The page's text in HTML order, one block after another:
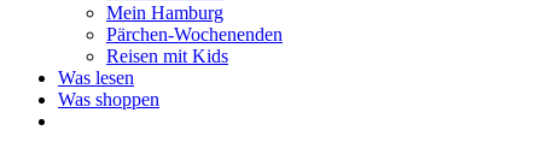
Mein Hamburg
Pärchen-Wochenenden
Reisen mit Kids
Was lesen
Was shoppen